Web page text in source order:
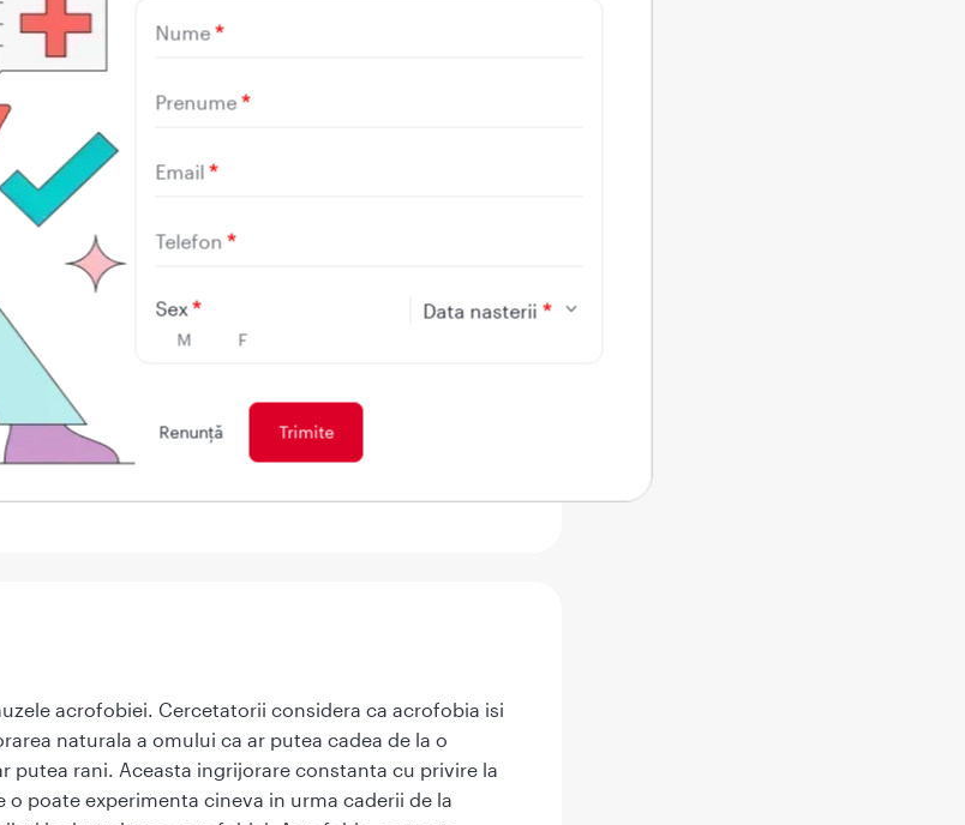
suferi de acrofobie?
pe oricine, la orice varsta. Fobiile specifice, cum este
sa se dezvolte la copii si sa devina evidente la
Femeile sunt mai susceptibile de a dezvolta fobii
este acrofobia?
cele mai frecvente fobii. Aproximativ 3-6% dintre
acrofobiei. Cercetatorii considera ca acrofobia isi
naturala a omului ca ar putea cadea de la o
putea rani. Aceasta ingrijorare constanta cu privire la
o poate experimenta cineva in urma caderii de la
Nume
Prenume
Email
Telefon
Sex
M F
Data nasterii
Renunţă